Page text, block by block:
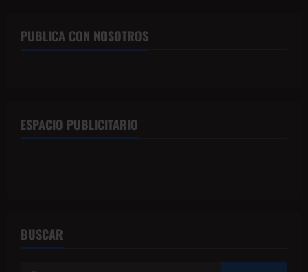
PUBLICA CON NOSOTROS
ESPACIO PUBLICITARIO
BUSCAR